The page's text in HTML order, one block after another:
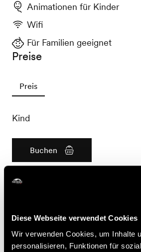
Diese Webseite verwendet Cookies
Wir verwenden Cookies, um Inhalte
personalisieren, Funktionen für
Animationen für Kinder
Wifi
Für Familien geeignet
Preise
Preis
Kind
Buchen
Uhr
- KURSE FÜR VERSCHIEDENE